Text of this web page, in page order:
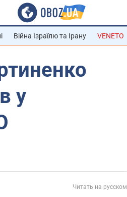
Війна Ізраїлю та Ірану VENETO
у
Читать на русском